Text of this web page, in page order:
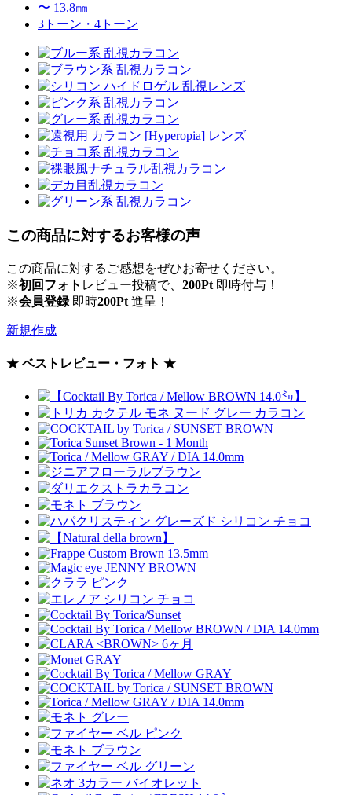
〜 13.8㎜
3トーン・4トーン
この商品に対するお客様の声
この商品に対するご感想をぜひお寄せください。
※初回フォト レビュー投稿で、 200Pt 即時付与！
※会員登録即時200Pt 進呈！
新規作成
★ ベストレビュー・フォト ★